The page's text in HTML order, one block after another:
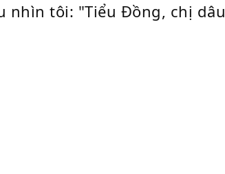
nhìn tôi: "Tiểu Đồng, chị dâu